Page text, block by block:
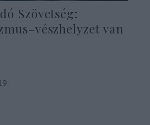
Szövetség:
vészhelyzet van